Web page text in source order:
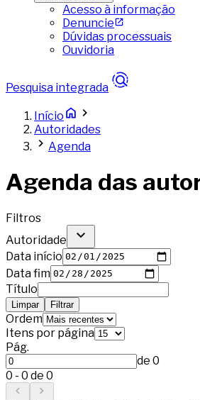
Acesso à informação
Denuncie
Dúvidas processuais
Ouvidoria
Pesquisa integrada
Início
Autoridades
Agenda
Agenda das
Filtros
Autoridade
Data início
Data fim
Título
Limpar Filtrar
Ordem
Itens por página
Pág.
de 0
0 - 0 de 0